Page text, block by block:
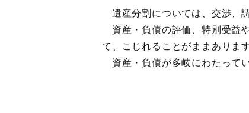
遺産分割については、交渉、
資産・負債の評価、特別受益
て、こじれることがままあります
資産・負債が多岐にわたって